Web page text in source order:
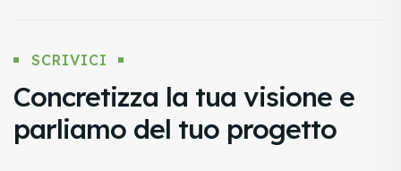
SCRIVICI
Concretizza la tua visione e
parliamo del tuo progetto